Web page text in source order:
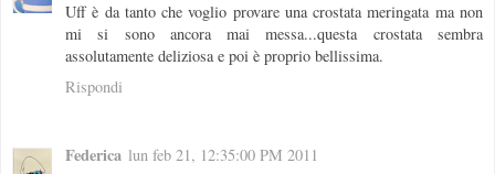
Uff è da tanto che voglio provare una crostata meringata ma non
mi si sono ancora mai messa...questa crostata sembra
assolutamente deliziosa e poi è proprio bellissima.
Rispondi
Federica lun feb 21, 12:35:00 PM 2011